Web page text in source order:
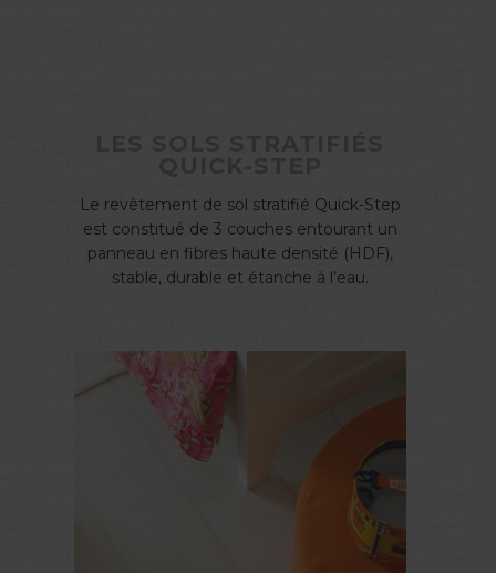
Le revêtement de sol stratifié Quick-Step
est constitué de 3 couches entourant un
panneau en fibres haute densité (HDF),
stable, durable et étanche à l’eau.